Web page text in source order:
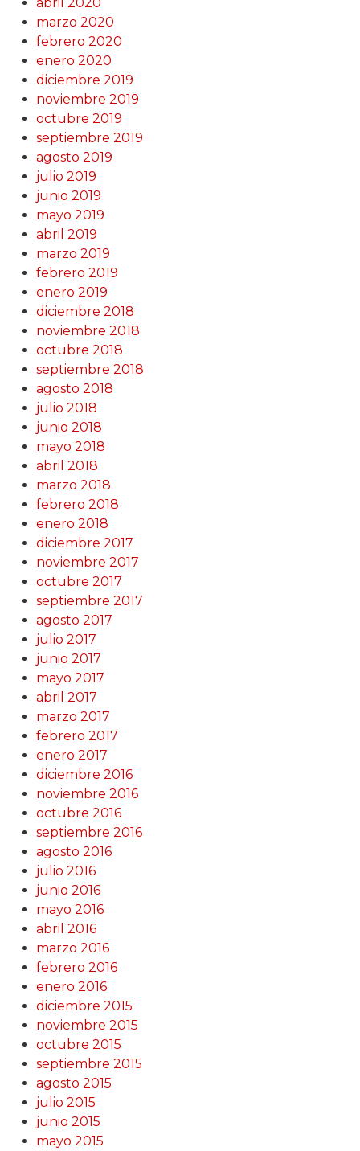
marzo 2020
febrero 2020
enero 2020
diciembre 2019
noviembre 2019
octubre 2019
septiembre 2019
agosto 2019
julio 2019
junio 2019
mayo 2019
abril 2019
marzo 2019
febrero 2019
enero 2019
diciembre 2018
noviembre 2018
octubre 2018
septiembre 2018
agosto 2018
julio 2018
junio 2018
mayo 2018
abril 2018
marzo 2018
febrero 2018
enero 2018
diciembre 2017
noviembre 2017
octubre 2017
septiembre 2017
agosto 2017
julio 2017
junio 2017
mayo 2017
abril 2017
marzo 2017
febrero 2017
enero 2017
diciembre 2016
noviembre 2016
octubre 2016
septiembre 2016
agosto 2016
julio 2016
junio 2016
mayo 2016
abril 2016
marzo 2016
febrero 2016
enero 2016
diciembre 2015
noviembre 2015
octubre 2015
septiembre 2015
agosto 2015
julio 2015
junio 2015
mayo 2015